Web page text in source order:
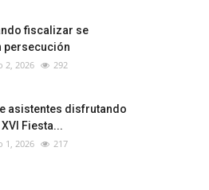
fiscalizar se
persecución
2, 2026 292
asistentes disfrutando
Fiesta...
1, 2026 217